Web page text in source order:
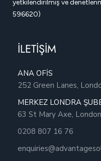
yetkilendirilmiş ve
596620)
İLETİŞİM
ANA OFİS
252 Green Lanes,
MERKEZ LONDRA
63 St Mary Axe,
0208 807 16 76